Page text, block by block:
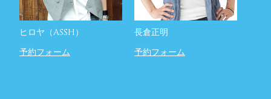
ヒロヤ（ASSH）
予約フォーム
長倉正明
予約フォーム